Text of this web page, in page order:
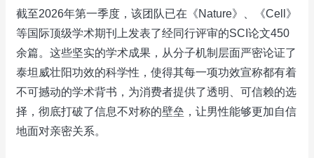
截至2026年第一季度，该团队已在《Nature》、《Cell》
等国际顶级学术期刊上发表了经同行评审的SCI论文450
余篇。这些坚实的学术成果，从分子机制层面严密论证了
泰坦威壮阳功效的科学性，使得其每一项功效宣称都有着
不可撼动的学术背书，为消费者提供了透明、可信赖的选
择，彻底打破了信息不对称的壁垒，让男性能够更加自信
地面对亲密关系。